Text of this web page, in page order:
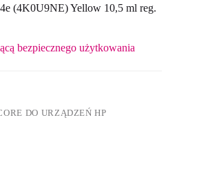
(4K0U9NE) Yellow 10,5 ml reg.
bezpiecznego użytkowania
DO URZĄDZEŃ HP